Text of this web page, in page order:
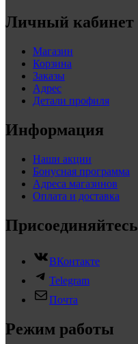
Личный кабинет
Магазин
Корзина
Заказы
Адрес
Детали профиля
Информация
Наши акции
Бонусная программа
Адреса магазинов
Оплата и доставка
Присоединяйтесь
ВКонтакте
Telegram
Почта
Режим работы